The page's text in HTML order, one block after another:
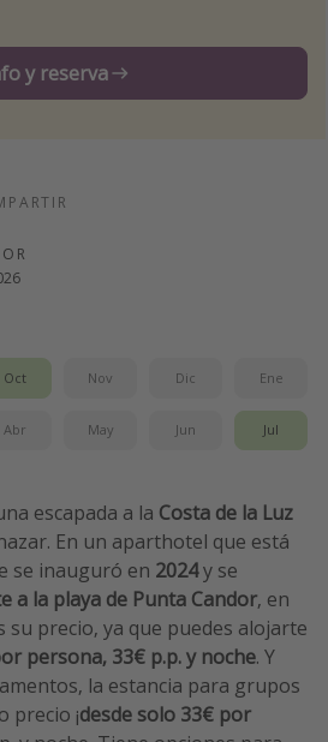
y otros destinos
y reserva
Oct Nov Dic Ene
Abr May Jun Jul
escapada a la Costa de la Luz
En un aparthotel que está
se inauguró en 2024y se
a la playa de Punta Candor, en
su precio, ya que puedes alojarte
persona, 33€ p.p. y noche. Y
la estancia para grupos
precio ¡desde solo 33€ por